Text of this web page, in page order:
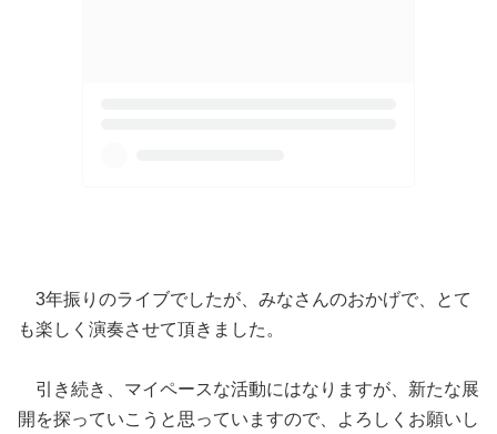
3年振りのライブでしたが、みなさんのおかげで、とて
も楽しく演奏させて頂きました。
引き続き、マイペースな活動にはなりますが、新たな展
開を探っていこうと思っていますので、よろしくお願いし